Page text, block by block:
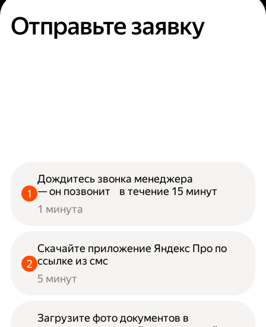
Отправьте заявку
Дождитесь звонка менеджера
— он позвонит в течение 15 минут
1 минута
Скачайте приложение Яндекс Про по
ссылке из смс
5 минут
Загрузите фото документов в